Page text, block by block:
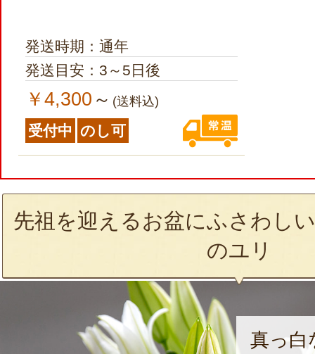
発送時期：通年
発送目安：3～5日後
￥4,300 ～ (送料込)
受付中 のし可
先祖を迎えるお盆にふさわし
のユリ
真っ白